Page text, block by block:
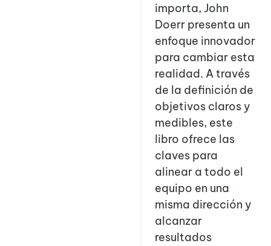
importa, John
Doerr presenta un
enfoque innovador
para cambiar esta
realidad. A través
de la definición de
objetivos claros y
medibles, este
libro ofrece las
claves para
alinear a todo el
equipo en una
misma dirección y
alcanzar
resultados